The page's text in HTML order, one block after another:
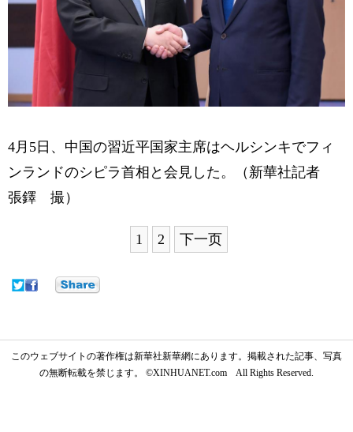
4月5日、中国の習近平国家主席はヘルシンキでフィ
ンランドのシピラ首相と会見した。（新華社記者
張鐸 撮）
1 2 下一页
このウェブサイトの著作権は新華社新華網にあります。掲載された記事、写真
の無断転載を禁じます。 ©XINHUANET.com All Rights Reserved.